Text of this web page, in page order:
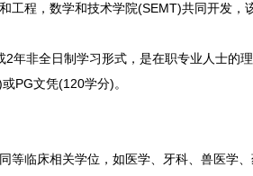
工程，数学和技术学院(SEMT)共同开发，
2年非全日制学习形式，是在职专业人士的
PG文凭(120学分)。
等临床相关学位，如医学、牙科、兽医学